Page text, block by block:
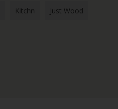
Kitchn Just Wood